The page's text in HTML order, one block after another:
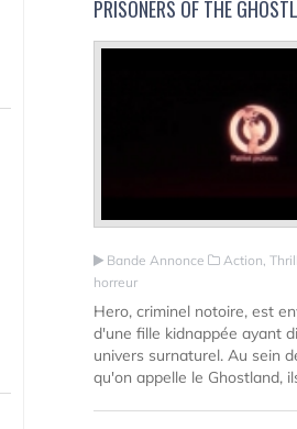
PRISONERS OF THE
Bande Annonce
Action,
horreur
Hero, criminel notoire, est
d'une fille kidnappée ayant
univers surnaturel. Au sein
qu'on appelle le Ghostland,